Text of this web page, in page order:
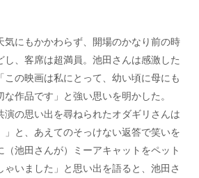
にもかかわらず、開場のかなり前の時
し、客席は超満員。池田さんは感激した
の映画は私にとって、幼い頃に母にも
作品です」と強い思いを明かした。
の思い出を尋ねられたオダギリさんは
」と、あえてのそっけない返答で笑いを
池田さんが）ミーアキャットをペット
いました」と思い出を語ると、池田さ